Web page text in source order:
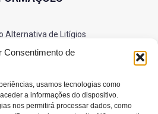
Consentimento de
usamos tecnologias como
a informações do dispositivo.
nos permitirá processar dados, como
Alternativa de Litígios
de Privacidade
SIGA-NOS